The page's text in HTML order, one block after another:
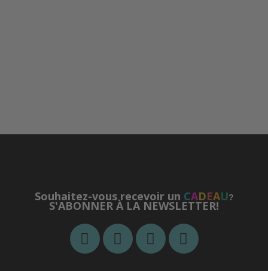
Souhaitez-vous recevoir un CADEAU?
S'ABONNER À LA NEWSLETTER!